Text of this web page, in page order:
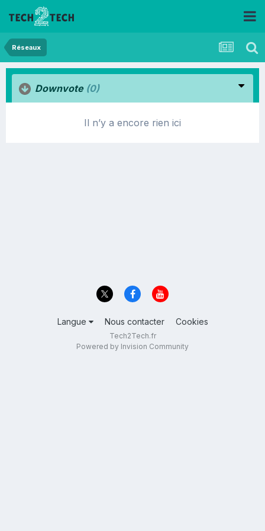
Réseaux
Downvote (0)
Il n’y a encore rien ici
Langue Nous contacter Cookies
Tech2Tech.fr
Powered by Invision Community